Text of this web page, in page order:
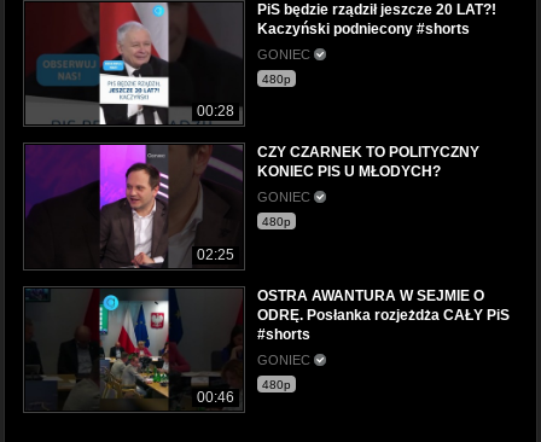
00:28
PiS będzie rządził jeszcze 20 LAT?!
Kaczyński podniecony #shorts
GONIEC
480p
02:25
CZY CZARNEK TO POLITYCZNY
KONIEC PIS U MŁODYCH?
GONIEC
480p
00:46
OSTRA AWANTURA W SEJMIE O
ODRĘ. Posłanka rozjeżdża CAŁY PiS
#shorts
GONIEC
480p